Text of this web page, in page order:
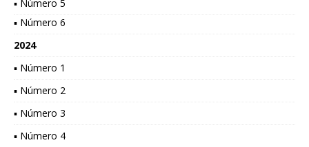
▪ Número 5
▪ Número 6
2024
▪ Número 1
▪ Número 2
▪ Número 3
▪ Número 4